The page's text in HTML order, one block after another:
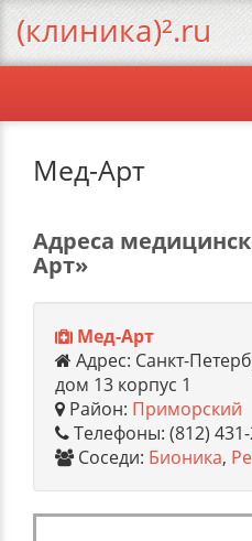
Мед-Арт
Адреса
Арт»
Мед-Арт
Адрес: Санкт-
дом 13 корпус 1
Район: Приморский
Телефоны: (812)
Соседи: Бионика,
(клиника)².ru